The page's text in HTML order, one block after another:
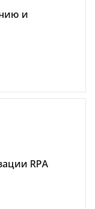
и
RPA